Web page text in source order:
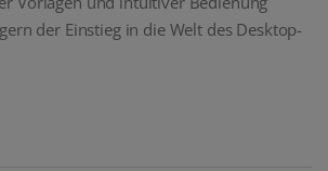
der Einstieg in die Welt des Desktop-